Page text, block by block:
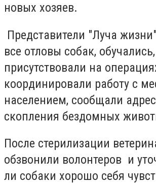
новых хозяев.
Представители "Луча
все отловы собак, обучались,
присутствовали на
координировали работу с
населением, сообщали
скопления бездомных
После стерилизации
обзвонили волонтеров и
ли собаки хорошо себя